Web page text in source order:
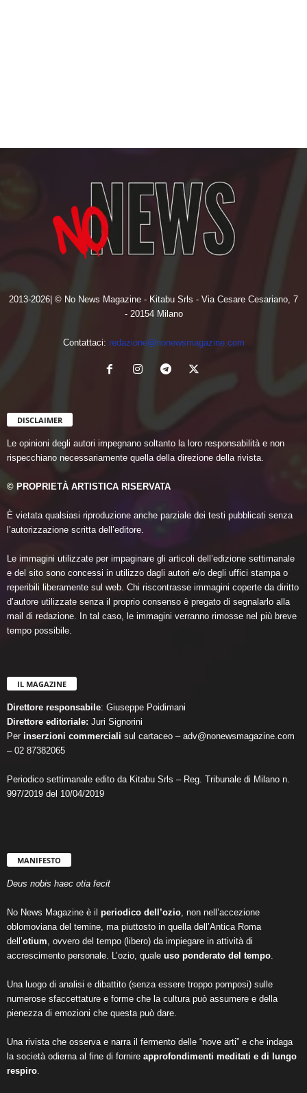
2013-2026| © No News Magazine - Kitabu Srls - Via Cesare Cesariano, 7
- 20154 Milano
Contattaci: redazione@nonewsmagazine.com
DISCLAIMER
Le opinioni degli autori impegnano soltanto la loro responsabilità e non
rispecchiano necessariamente quella della direzione della rivista.
© PROPRIETÀ ARTISTICA RISERVATA
È vietata qualsiasi riproduzione anche parziale dei testi pubblicati senza
l’autorizzazione scritta dell’editore.
Le immagini utilizzate per impaginare gli articoli dell’edizione settimanale
e del sito sono concessi in utilizzo dagli autori e/o degli uffici stampa o
reperibili liberamente sul web. Chi riscontrasse immagini coperte da diritto
d’autore utilizzate senza il proprio consenso è pregato di segnalarlo alla
mail di redazione. In tal caso, le immagini verranno rimosse nel più breve
tempo possibile.
IL MAGAZINE
Direttore responsabile: Giuseppe Poidimani
Direttore editoriale: Juri Signorini
Per inserzioni commerciali sul cartaceo – adv@nonewsmagazine.com
– 02 87382065
Periodico settimanale edito da Kitabu Srls – Reg. Tribunale di Milano n.
997/2019 del 10/04/2019
MANIFESTO
Deus nobis haec otia fecit
No News Magazine è il periodico dell’ozio, non nell’accezione
oblomoviana del temine, ma piuttosto in quella dell’Antica Roma
dell’otium, ovvero del tempo (libero) da impiegare in attività di
accrescimento personale. L’ozio, quale uso ponderato del tempo.
Una luogo di analisi e dibattito (senza essere troppo pomposi) sulle
numerose sfaccettature e forme che la cultura può assumere e della
pienezza di emozioni che questa può dare.
Una rivista che osserva e narra il fermento delle “nove arti” e che indaga
la società odierna al fine di fornire approfondimenti meditati e di lungo
respiro.